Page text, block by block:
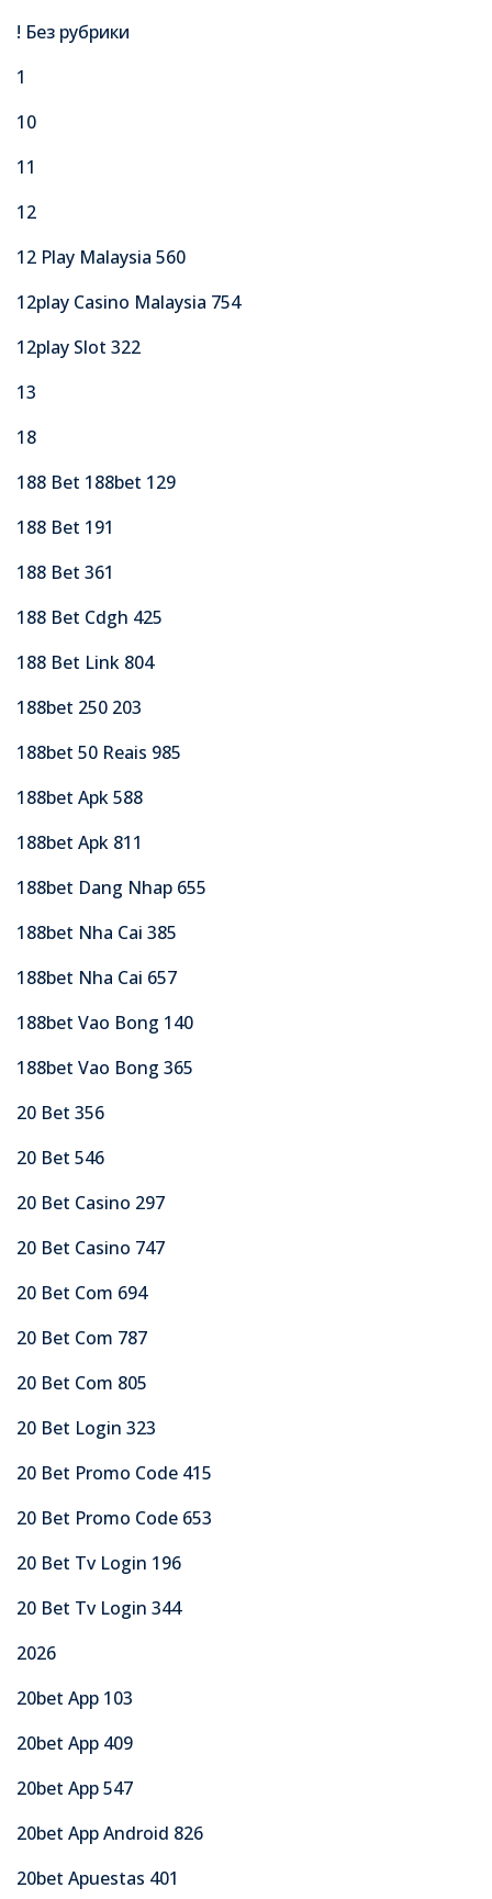
! Без рубрики
1
10
11
12
12 Play Malaysia 560
12play Casino Malaysia 754
12play Slot 322
13
18
188 Bet 188bet 129
188 Bet 191
188 Bet 361
188 Bet Cdgh 425
188 Bet Link 804
188bet 250 203
188bet 50 Reais 985
188bet Apk 588
188bet Apk 811
188bet Dang Nhap 655
188bet Nha Cai 385
188bet Nha Cai 657
188bet Vao Bong 140
188bet Vao Bong 365
20 Bet 356
20 Bet 546
20 Bet Casino 297
20 Bet Casino 747
20 Bet Com 694
20 Bet Com 787
20 Bet Com 805
20 Bet Login 323
20 Bet Promo Code 415
20 Bet Promo Code 653
20 Bet Tv Login 196
20 Bet Tv Login 344
2026
20bet App 103
20bet App 409
20bet App 547
20bet App Android 826
20bet Apuestas 401